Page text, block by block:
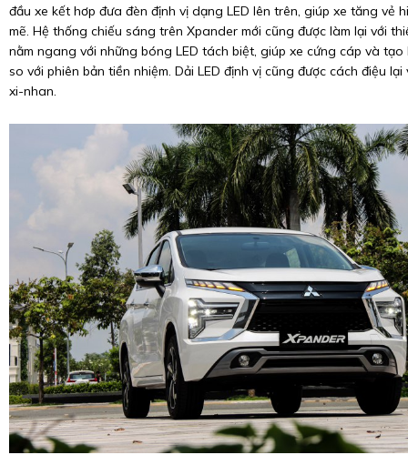
đầu xe kết hơp đưa đèn định vị dạng LED lên trên, giúp xe tăng vẻ
mẽ. Hệ thống chiếu sáng trên Xpander mới cũng được làm lại với
nằm ngang với những bóng LED tách biệt, giúp xe cứng cáp và
so với phiên bản tiền nhiệm. Dải LED định vị cũng được cách điệu
xi-nhan.